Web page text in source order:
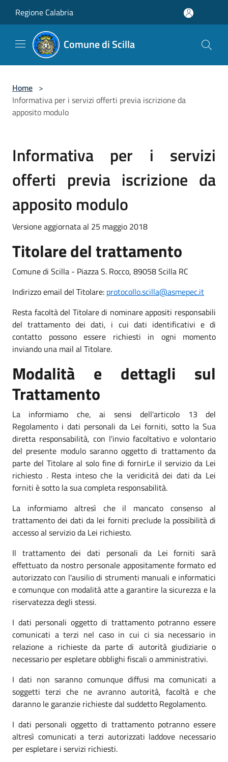
Regione Calabria
Comune di Scilla
Home >
Informativa per i servizi offerti previa iscrizione da
apposito modulo
Informativa per i servizi
offerti previa iscrizione da
apposito modulo
Versione aggiornata al 25 maggio 2018
Titolare del trattamento
Comune di Scilla - Piazza S. Rocco, 89058 Scilla RC
Indirizzo email del Titolare: protocollo.scilla@asmepec.it
Resta facoltà del Titolare di nominare appositi responsabili
del trattamento dei dati, i cui dati identificativi e di
contatto possono essere richiesti in ogni momento
inviando una mail al Titolare.
Modalità e dettagli sul
Trattamento
La informiamo che, ai sensi dell'articolo 13 del
Regolamento i dati personali da Lei forniti, sotto la Sua
diretta responsabilità, con l'invio facoltativo e volontario
del presente modulo saranno oggetto di trattamento da
parte del Titolare al solo fine di fornirLe il servizio da Lei
richiesto . Resta inteso che la veridicità dei dati da Lei
forniti è sotto la sua completa responsabilità.
La informiamo altresì che il mancato consenso al
trattamento dei dati da lei forniti preclude la possibilità di
accesso al servizio da Lei richiesto.
Il trattamento dei dati personali da Lei forniti sarà
effettuato da nostro personale appositamente formato ed
autorizzato con l'ausilio di strumenti manuali e informatici
e comunque con modalità atte a garantire la sicurezza e la
riservatezza degli stessi.
I dati personali oggetto di trattamento potranno essere
comunicati a terzi nel caso in cui ci sia necessario in
relazione a richieste da parte di autorità giudiziarie o
necessario per espletare obblighi fiscali o amministrativi.
I dati non saranno comunque diffusi ma comunicati a
soggetti terzi che ne avranno autorità, facoltà e che
daranno le garanzie richieste dal suddetto Regolamento.
I dati personali oggetto di trattamento potranno essere
altresì comunicati a terzi autorizzati laddove necessario
per espletare i servizi richiesti.